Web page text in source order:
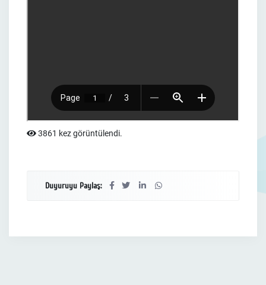
3861 kez görüntülendi.
Duyuruyu Paylaş: